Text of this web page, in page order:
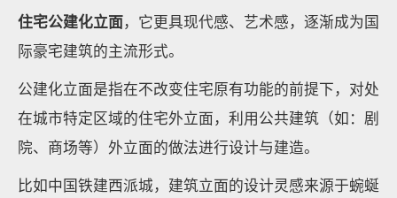
住宅公建化立面，它更具现代感、艺术感，逐渐成为国
际豪宅建筑的主流形式。
公建化立面是指在不改变住宅原有功能的前提下，对处
在城市特定区域的住宅外立面，利用公共建筑（如：剧
院、商场等）外立面的做法进行设计与建造。
比如中国铁建西派城，建筑立面的设计灵感来源于蜿蜒